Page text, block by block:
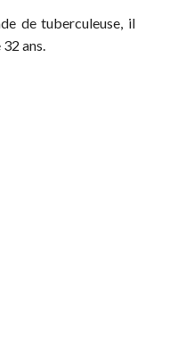
de tuberculeuse, il
ans.